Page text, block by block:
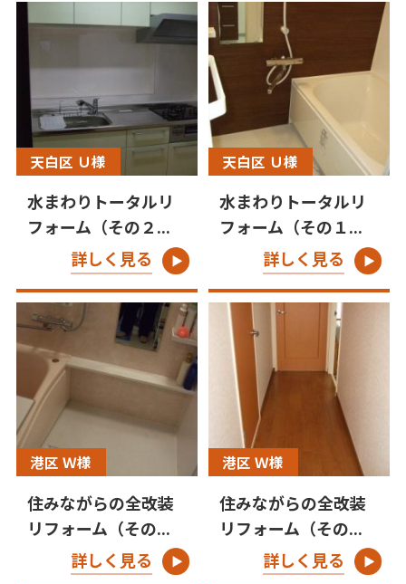
天白区 Ｕ様
水まわりトータルリ
フォーム（その２...
詳しく見る
天白区 Ｕ様
水まわりトータルリ
フォーム（その１...
詳しく見る
港区 Ｗ様
住みながらの全改装
リフォーム（その...
詳しく見る
港区 Ｗ様
住みながらの全改装
リフォーム（その...
詳しく見る